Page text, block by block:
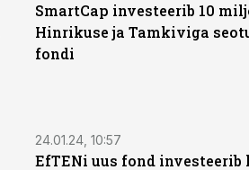
SmartCap investeerib 10
Hinrikuse ja Tamkiviga
fondi
24.01.24, 10:57
EfTENi uus fond investeerib